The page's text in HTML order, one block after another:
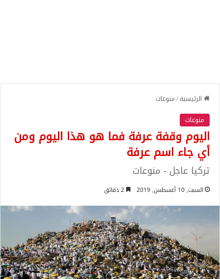
الرئيسية/منوعات
منوعات
اليوم وقفة عرفة فما هو هذا اليوم ومن
أي جاء اسم عرفة
تركيا عاجل - منوعات
السبت, 10 أغسطس, 2019